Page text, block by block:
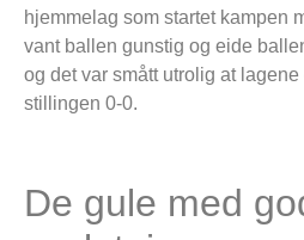
hjemmelag som startet kampen
vant ballen gunstig og eide
og det var smått utrolig at
stillingen 0-0.
De gule med